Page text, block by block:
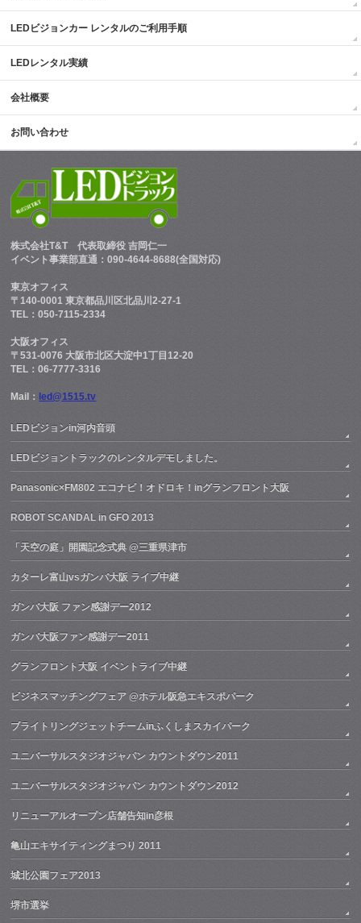
LEDビジョンカー レンタルのご利用手順
LEDレンタル実績
会社概要
お問い合わせ
株式会社T&T 代表取締役 吉岡仁一
イベント事業部直通：090-4644-8688(全国対応)
東京オフィス
〒140-0001 東京都品川区北品川2-27-1
TEL：050-7115-2334
大阪オフィス
〒531-0076 大阪市北区大淀中1丁目12-20
TEL：06-7777-3316
Mail： led@1515.tv
LEDビジョンin河内音頭
LEDビジョントラックのレンタルデモしました。
Panasonic×FM802 エコナビ！オドロキ！inグランフロント大阪
ROBOT SCANDAL in GFO 2013
「天空の庭」開園記念式典 @三重県津市
カターレ富山vsガンバ大阪 ライブ中継
ガンバ大阪 ファン感謝デー2012
ガンバ大阪ファン感謝デー2011
グランフロント大阪 イベントライブ中継
ビジネスマッチングフェア @ホテル阪急エキスポパーク
ブライトリングジェットチームinふくしまスカイパーク
ユニバーサルスタジオジャパン カウントダウン2011
ユニバーサルスタジオジャパン カウントダウン2012
リニューアルオープン店舗告知in彦根
亀山エキサイティングまつり 2011
城北公園フェア2013
堺市選挙